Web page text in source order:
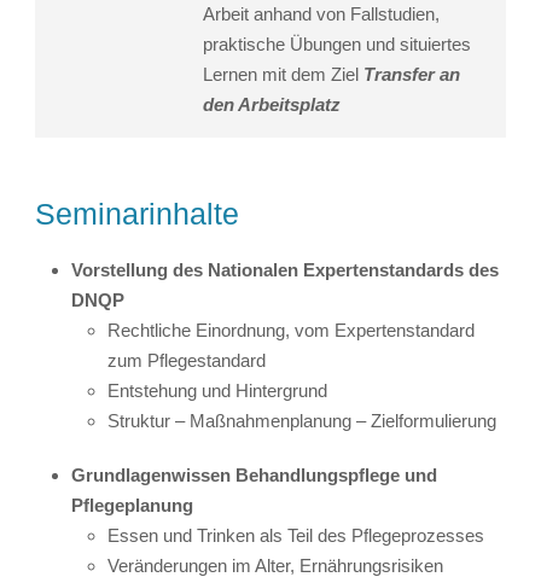
Arbeit anhand von Fallstudien,
praktische Übungen und situiertes
Lernen mit dem Ziel Transfer an
den Arbeitsplatz
Seminarinhalte
Vorstellung des Nationalen Expertenstandards des
DNQP
Rechtliche Einordnung, vom Expertenstandard
zum Pflegestandard
Entstehung und Hintergrund
Struktur – Maßnahmenplanung – Zielformulierung
Grundlagenwissen Behandlungspflege und
Pflegeplanung
Essen und Trinken als Teil des Pflegeprozesses
Veränderungen im Alter, Ernährungsrisiken